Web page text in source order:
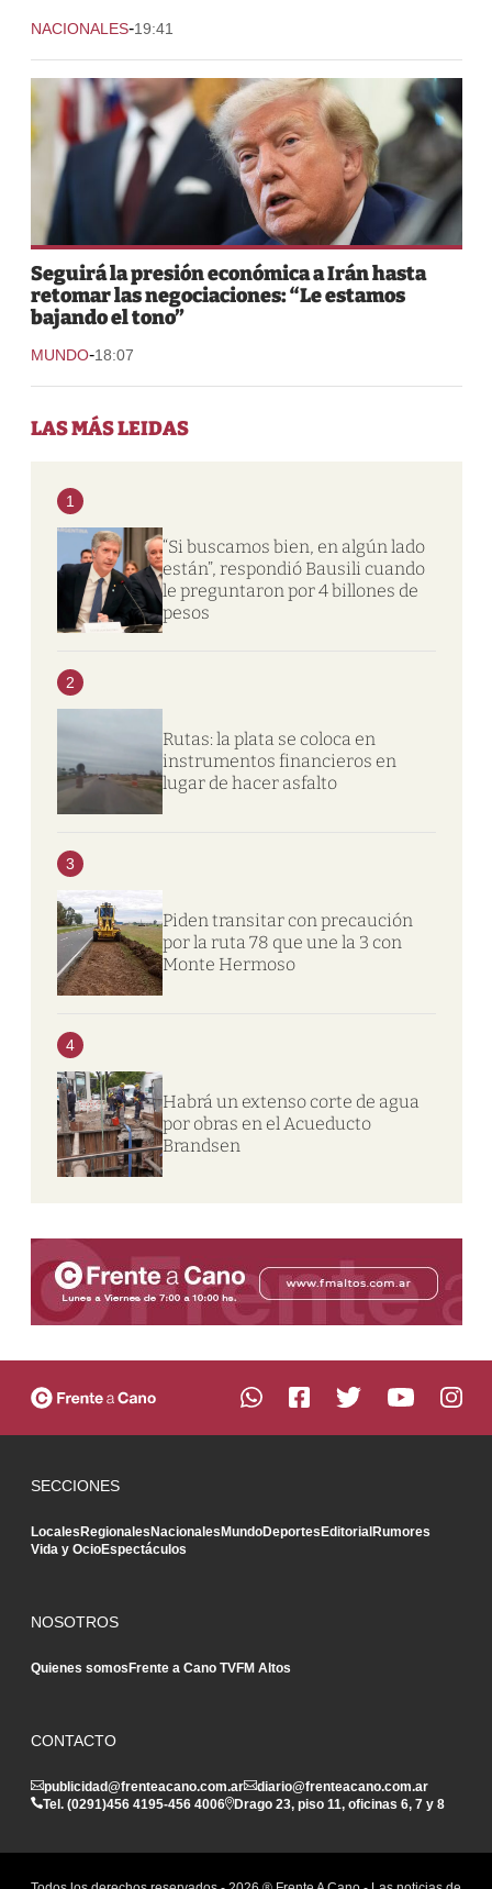
NACIONALES-19:41
Seguirá la presión económica a Irán hasta
retomar las negociaciones: “Le estamos
bajando el tono”
MUNDO-18:07
LAS MÁS LEIDAS
1
“Si buscamos bien, en algún lado
están”, respondió Bausili cuando
le preguntaron por 4 billones de
pesos
2
Rutas: la plata se coloca en
instrumentos financieros en
lugar de hacer asfalto
3
Piden transitar con precaución
por la ruta 78 que une la 3 con
Monte Hermoso
4
Habrá un extenso corte de agua
por obras en el Acueducto
Brandsen
SECCIONES
LocalesRegionalesNacionalesMundoDeportesEditorialRumores
Vida y OcioEspectáculos
NOSOTROS
Quienes somosFrente a Cano TVFM Altos
CONTACTO
publicidad@frenteacano.com.ar
diario@frenteacano.com.ar
Tel. (0291)456 4195-456 4006 Drago 23, piso 11, oficinas 6, 7 y 8